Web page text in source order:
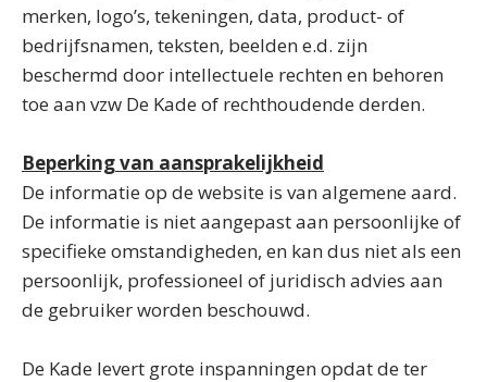
merken, logo’s, tekeningen, data, product- of
bedrijfsnamen, teksten, beelden e.d. zijn
beschermd door intellectuele rechten en behoren
toe aan vzw De Kade of rechthoudende derden.
Beperking van aansprakelijkheid
De informatie op de website is van algemene aard.
De informatie is niet aangepast aan persoonlijke of
specifieke omstandigheden, en kan dus niet als een
persoonlijk, professioneel of juridisch advies aan
de gebruiker worden beschouwd.
De Kade levert grote inspanningen opdat de ter